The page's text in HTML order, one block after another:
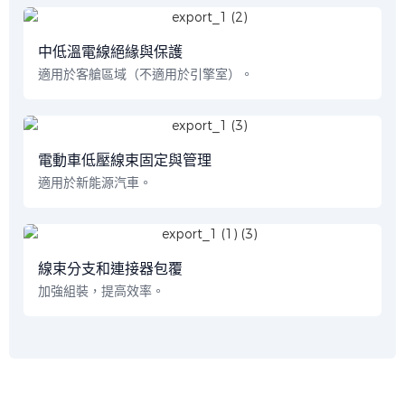
中低溫電線絕緣與保護
適用於客艙區域（不適用於引擎室）。
電動車低壓線束固定與管理
適用於新能源汽車。
線束分支和連接器包覆
加強組裝，提高效率。